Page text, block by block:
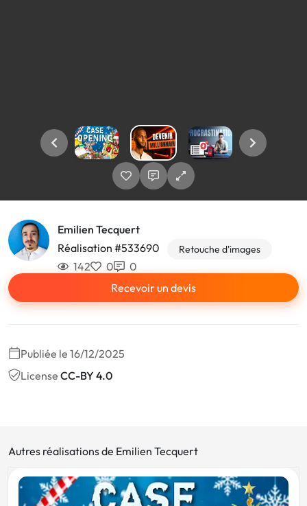
Emilien Tecquert
Réalisation #533690
Retouche d'images
142 0
0
Recevoir un devis
Publiée le 16/12/2025
License CC-BY 4.0
Autres réalisations de Emilien Tecquert